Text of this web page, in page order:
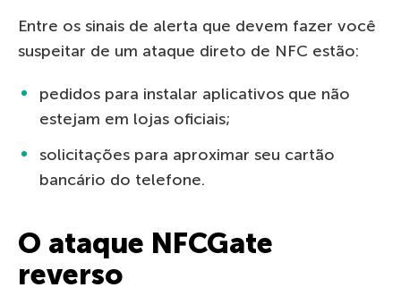
Entre os sinais de alerta que devem fazer você
suspeitar de um ataque direto de NFC estão:
pedidos para instalar aplicativos que não
estejam em lojas oficiais;
solicitações para aproximar seu cartão
bancário do telefone.
O ataque NFCGate
reverso